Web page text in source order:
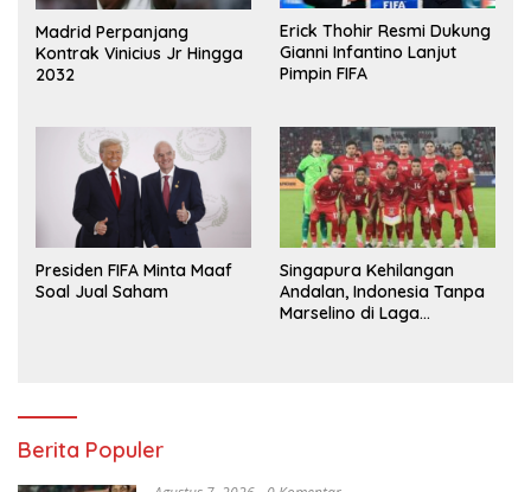
Madrid Perpanjang
Kontrak Vinicius Jr Hingga
2032
Erick Thohir Resmi Dukung
Gianni Infantino Lanjut
Pimpin FIFA
Presiden FIFA Minta Maaf
Soal Jual Saham
Singapura Kehilangan
Andalan, Indonesia Tanpa
Marselino di Laga
Berita Populer